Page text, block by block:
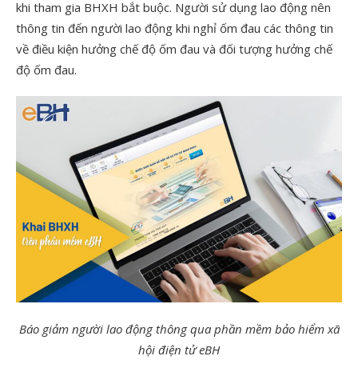
khi tham gia BHXH bắt buộc. Người sử dụng lao động nên
thông tin đến người lao động khi nghỉ ốm đau các thông tin
về điều kiện hưởng chế độ ốm đau và đối tượng hưởng chế
độ ốm đau.
Báo giảm người lao động thông qua phần mềm bảo hiểm xã
hội điện tử eBH